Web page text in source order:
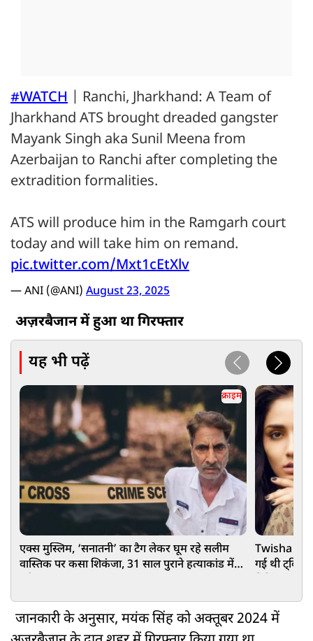
#WATCH | Ranchi, Jharkhand: A Team of
Jharkhand ATS brought dreaded gangster
Mayank Singh aka Sunil Meena from
Azerbaijan to Ranchi after completing the
extradition formalities.
ATS will produce him in the Ramgarh court
today and will take him on remand.
pic.twitter.com/Mxt1cEtXlv
— ANI (@ANI) August 23, 2025
अज़रबैजान में हुआ था गिरफ्तार
यह भी पढ़ें
क्राइम
एक्स मुस्लिम, ‘सनातनी’ का टैग लेकर घूम रहे सलीम
वास्तिक पर कसा शिकंजा, 31 साल पुराने हत्याकांड में
Twisha
गई थी
जानकारी के अनुसार, मयंक सिंह को अक्तूबर 2024 में